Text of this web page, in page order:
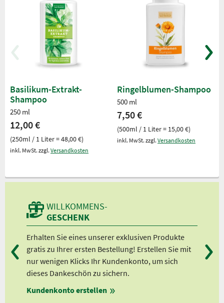
Basilikum-Extrakt-
Shampoo
250 ml
12,00 €
(250ml / 1 Liter = 48,00 €)
inkl. MwSt. zzgl. Versandkosten
Ringelblumen-Shampoo
500 ml
7,50 €
(500ml / 1 Liter = 15,00 €)
inkl. MwSt. zzgl. Versandkosten
WILLKOMMENS-
GESCHENK
Erhalten Sie eines unserer exklusiven Produkte
gratis zu Ihrer ersten Bestellung! Erstellen Sie mit
nur wenigen Klicks Ihr Kundenkonto, um sich
dieses Dankeschön zu sichern.
Kundenkonto erstellen
Ab